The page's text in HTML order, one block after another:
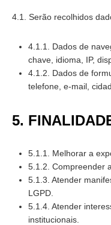
4.1. Serão recolhidos
4.1.1. Dados de
chave, idioma, IP,
4.1.2. Dados de
telefone, e-mail,
5.
5.1.1. Melhorar a
5.1.2. Compreender
5.1.3. Atender
LGPD.
5.1.4. Atender
institucionais.